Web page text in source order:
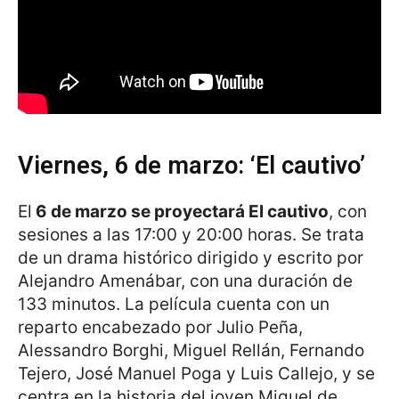
Viernes, 6 de marzo: ‘El cautivo’
El 6 de marzo se proyectará El cautivo, con
sesiones a las 17:00 y 20:00 horas. Se trata
de un drama histórico dirigido y escrito por
Alejandro Amenábar, con una duración de
133 minutos. La película cuenta con un
reparto encabezado por Julio Peña,
Alessandro Borghi, Miguel Rellán, Fernando
Tejero, José Manuel Poga y Luis Callejo, y se